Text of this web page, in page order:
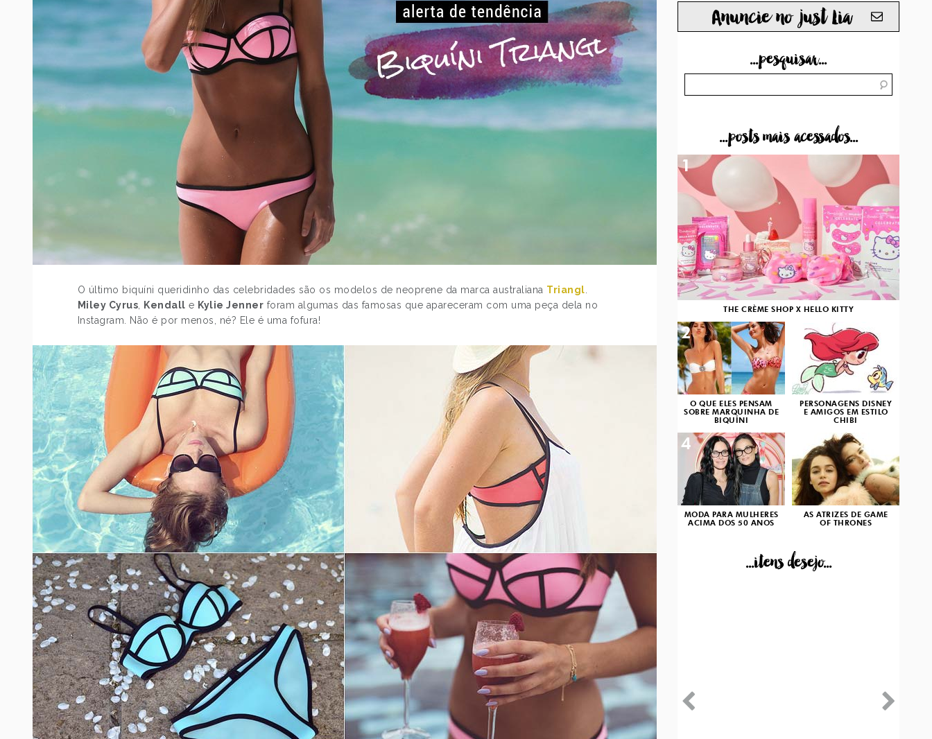
O último biquíni queridinho das celebridades são os modelos de neoprene da marca australiana Triangl
Miley Cyrus
Kendall e Kylie Jenner foram algumas das famosas que apareceram com uma peça dela no
Instagram. Não é por menos, né? Ele é uma fofura!
Anuncie no just Lia
...pesquisar...
...posts mais acessados...
THE CRÈME SHOP X HELLO KITTY
1
O QUE ELES PENSAM
SOBRE MARQUINHA DE
BIQUÍNI
2
PERSONAGENS DISNEY
E AMIGOS EM ESTILO
CHIBI
3
MODA PARA MULHERES
ACIMA DOS 50 ANOS
4
AS ATRIZES DE GAME
OF THRONES
...itens desejo...